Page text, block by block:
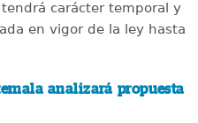
carácter temporal y
en vigor de la ley hasta
analizará propuesta